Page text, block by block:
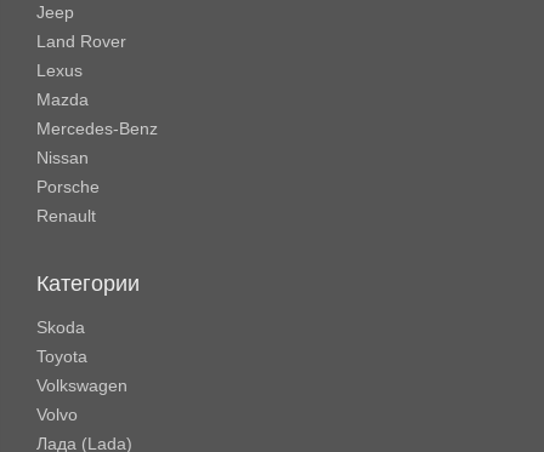
Jeep
Land Rover
Lexus
Mazda
Mercedes-Benz
Nissan
Porsche
Renault
Категории
Skoda
Toyota
Volkswagen
Volvo
Лада (Lada)